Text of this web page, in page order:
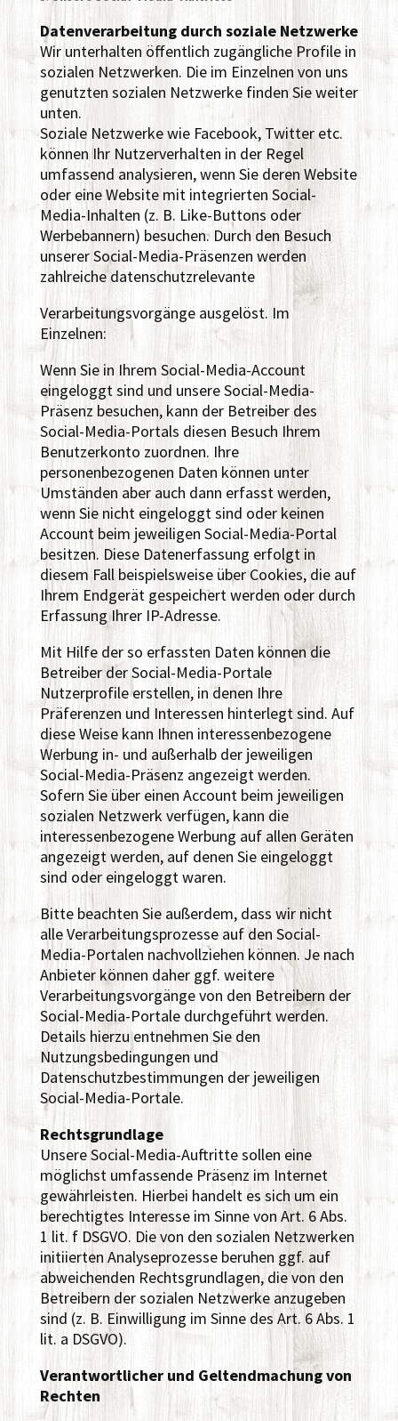
Datenverarbeitung durch soziale Netzwerke
Wir unterhalten öffentlich zugängliche Profile in
sozialen Netzwerken. Die im Einzelnen von uns
genutzten sozialen Netzwerke finden Sie weiter
unten.
Soziale Netzwerke wie Facebook, Twitter etc.
können Ihr Nutzerverhalten in der Regel
umfassend analysieren, wenn Sie deren Website
oder eine Website mit integrierten Social-
Media-Inhalten (z. B. Like-Buttons oder
Werbebannern) besuchen. Durch den Besuch
unserer Social-Media-Präsenzen werden
zahlreiche datenschutzrelevante
Verarbeitungsvorgänge ausgelöst. Im
Einzelnen:
Wenn Sie in Ihrem Social-Media-Account
eingeloggt sind und unsere Social-Media-
Präsenz besuchen, kann der Betreiber des
Social-Media-Portals diesen Besuch Ihrem
Benutzerkonto zuordnen. Ihre
personenbezogenen Daten können unter
Umständen aber auch dann erfasst werden,
wenn Sie nicht eingeloggt sind oder keinen
Account beim jeweiligen Social-Media-Portal
besitzen. Diese Datenerfassung erfolgt in
diesem Fall beispielsweise über Cookies, die auf
Ihrem Endgerät gespeichert werden oder durch
Erfassung Ihrer IP-Adresse.
Mit Hilfe der so erfassten Daten können die
Betreiber der Social-Media-Portale
Nutzerprofile erstellen, in denen Ihre
Präferenzen und Interessen hinterlegt sind. Auf
diese Weise kann Ihnen interessenbezogene
Werbung in- und außerhalb der jeweiligen
Social-Media-Präsenz angezeigt werden.
Sofern Sie über einen Account beim jeweiligen
sozialen Netzwerk verfügen, kann die
interessenbezogene Werbung auf allen Geräten
angezeigt werden, auf denen Sie eingeloggt
sind oder eingeloggt waren.
Bitte beachten Sie außerdem, dass wir nicht
alle Verarbeitungsprozesse auf den Social-
Media-Portalen nachvollziehen können. Je nach
Anbieter können daher ggf. weitere
Verarbeitungsvorgänge von den Betreibern der
Social-Media-Portale durchgeführt werden.
Details hierzu entnehmen Sie den
Nutzungsbedingungen und
Datenschutzbestimmungen der jeweiligen
Social-Media-Portale.
Rechtsgrundlage
Unsere Social-Media-Auftritte sollen eine
möglichst umfassende Präsenz im Internet
gewährleisten. Hierbei handelt es sich um ein
berechtigtes Interesse im Sinne von Art. 6 Abs.
1 lit. f DSGVO. Die von den sozialen Netzwerken
initiierten Analyseprozesse beruhen ggf. auf
abweichenden Rechtsgrundlagen, die von den
Betreibern der sozialen Netzwerke anzugeben
sind (z. B. Einwilligung im Sinne des Art. 6 Abs. 1
lit. a DSGVO).
Verantwortlicher und Geltendmachung von
Rechten